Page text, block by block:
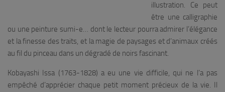
illustration. Ce peut
être une calligraphie
ou une peinture sumi-e… dont le lecteur pourra admirer l’élégance
et la finesse des traits, et la magie de paysages et d’animaux créés
au fil du pinceau dans un dégradé de noirs fascinant.
Kobayashi Issa (1763-1828) a eu une vie difficile, qui ne l’a pas
empêché d’apprécier chaque petit moment précieux de la vie. Il